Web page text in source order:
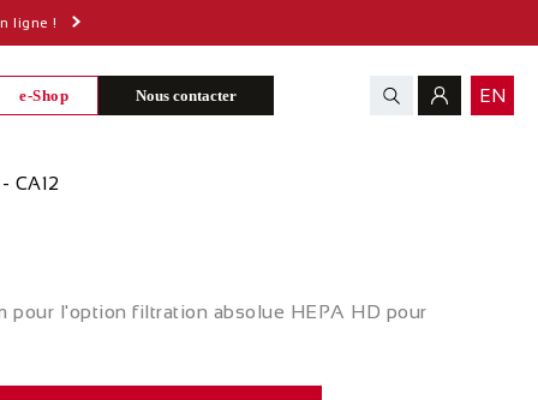
ligne !
e-Shop Nous contacter EN
CA12
pour l'option filtration absolue HEPA HD pour